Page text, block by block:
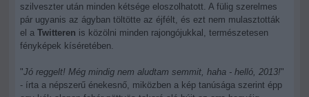
szilveszter után minden kétsége eloszolhatott. A fülig szerelmes
pár ugyanis az ágyban töltötte az éjfélt, és ezt nem mulasztották
el a Twitteren is közölni minden rajongójukkal, természetesen
fényképek kíséretében.
"Jó reggelt! Még mindig nem aludtam semmit, haha - helló, 2013!"
- írta a népszerű énekesnő, miközben a kép tanúsága szerint épp